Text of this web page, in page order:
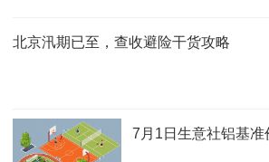
北京汛期已至，查收避险干货攻略
7月1日生意社铝基